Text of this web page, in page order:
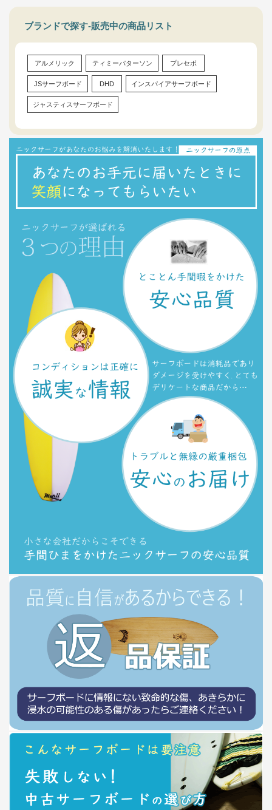
ブランドで探す-販売中の商品リスト
アルメリック ティミーパターソン プレセボ
JSサーフボード DHD インスパイアサーフボード
ジャスティスサーフボード